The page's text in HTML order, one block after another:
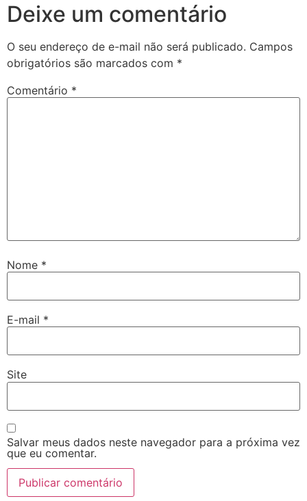
Deixe um comentário
O seu endereço de e-mail não será publicado. Campos
obrigatórios são marcados com *
Comentário *
Nome *
E-mail *
Site
Salvar meus dados neste navegador para a próxima vez
que eu comentar.